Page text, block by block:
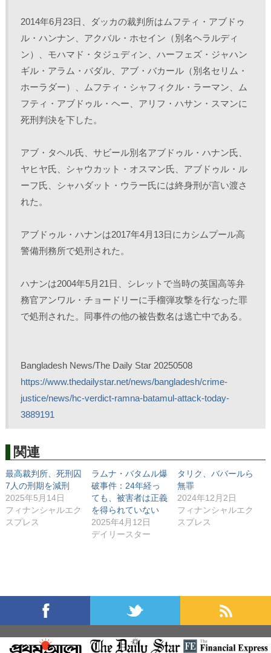
2014年6月23日、ダッカの裁判所はムフティ・アブドゥ
ル・ハンナン、アクバル・ホセイン（別名ヘラルディ
ン）、モハマド・タジュディン、ハーフェズ・ジャハン
ギル・アラム・バダル、アブ・バカール（別名セリム・
ホーラダー）、ムフティ・シャフィクル・ラーマン、ム
フティ・アブドゥル・ヘー、アリフ・ハサン・スマンに
死刑判決を下した。
アブ・タヘル氏、サビール別名アブドゥル・ハナン氏、
ヤヒヤ氏、シャウカット・オスマン氏、アブドゥル・ル
ーフ氏、シャハダット・ウラー氏には終身刑が言い渡さ
れた。
アブドゥル・ハナンは2017年4月13日にカシムプール高
警備刑務所で処刑された。
ハナンは2004年5月21日、シレットで当時の英国高等弁
務官アンワル・チョードリーに手榴弾攻撃を行なった罪
で処刑された。同事件の他の被告数名は逃亡中である。
Bangladesh News/The Daily Star 20250508
https://www.thedailystar.net/news/bangladesh/crime-
justice/news/hc-verdict-ramna-batamul-attack-today-
3889191
関連
最高裁判所、死刑囚
7人の刑期を減刑
2025年5月14日
フィナンシャルエク
スプレス
ラムナ・バタムル爆
破事件：24年経っ
ても、被害者は正義
を得られていない
2025年4月12日
デイリースター
タリク、ババールら
無罪
2024年12月2日
フィナンシャルエク
スプレス